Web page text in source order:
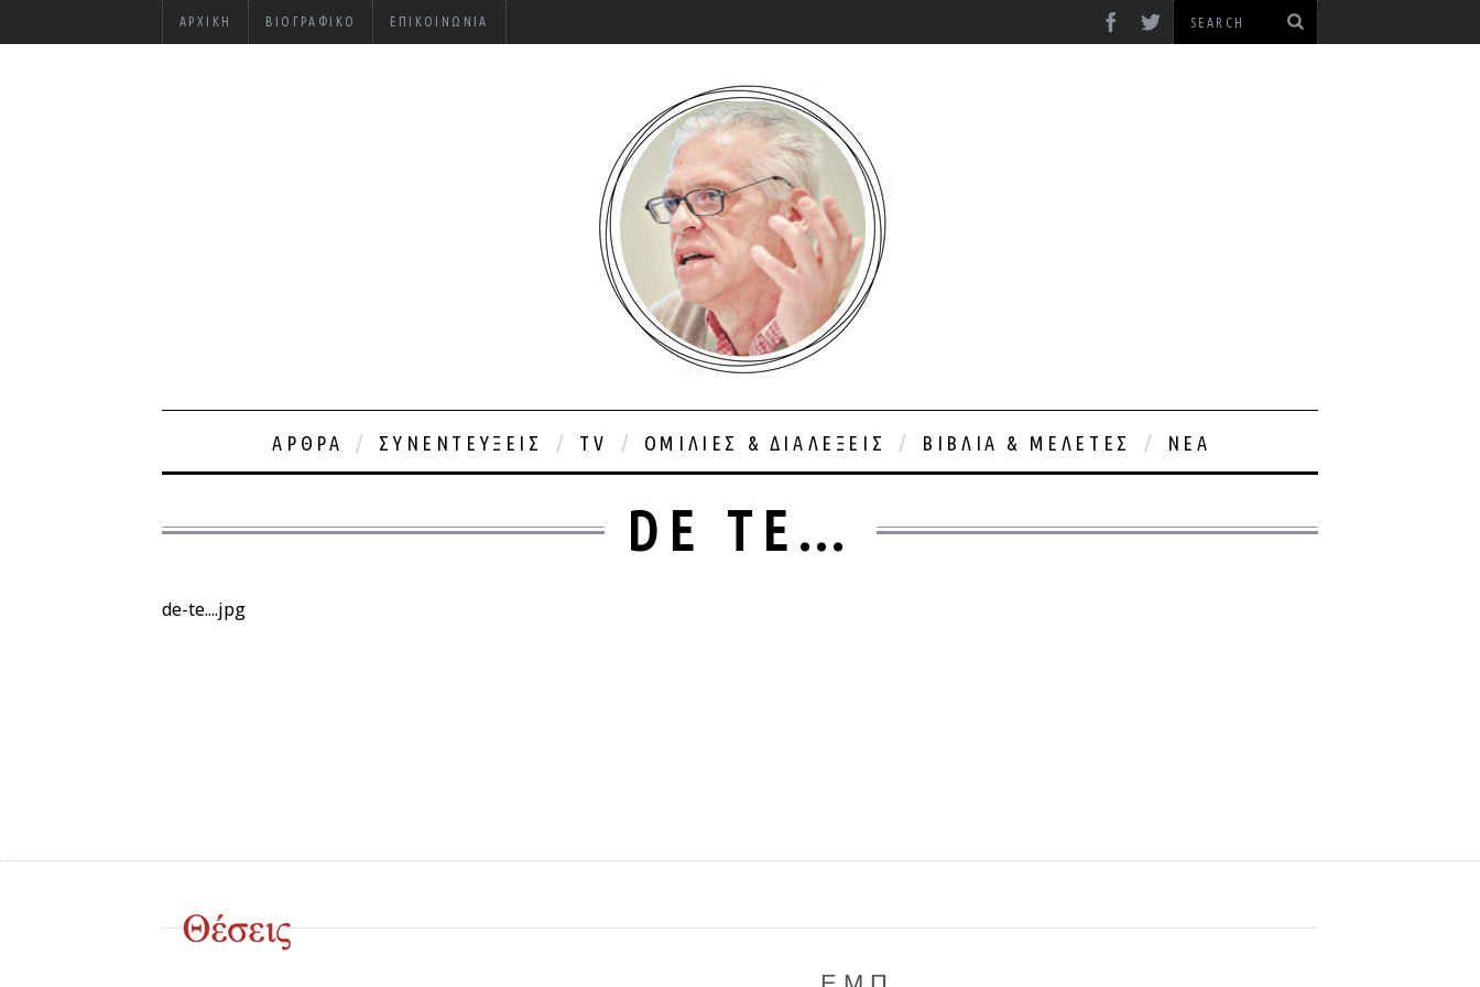
ΑΡΧΙΚΉ ΒΙΟΓΡΑΦΙΚΌ ΕΠΙΚΟΙΝΩΝΊΑ
ΆΡΘΡΑ ΣΥΝΕΝΤΕΎΞΕΙΣ TV ΟΜΙΛΊΕΣ & ΔΙΑΛΈΞΕΙΣ ΒΙΒΛΊΑ & ΜΕΛΈΤΕΣ ΝΈΑ
DE TE…
de-te....jpg